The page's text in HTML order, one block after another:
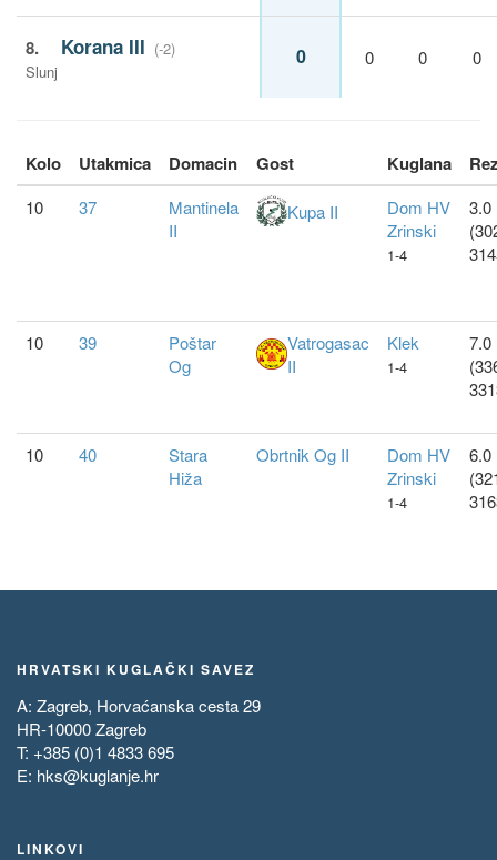
8. Korana III (-2)
Slunj
0 0 0 0
Kolo Utakmica Domacin Gost Kuglana
10 37
Mantinela
II
Kupa II
Dom HV
Zrinski
1-4
3.0
10 39
Poštar
Og
Vatrogasac
II
Klek
1-4
7.0
10 40
Stara
Hiža
Obrtnik Og II
Dom HV
Zrinski
1-4
6.0
HRVATSKI KUGLAČKI SAVEZ
A: Zagreb, Horvaćanska cesta 29
HR-10000 Zagreb
T: +385 (0)1 4833 695
E: hks@kuglanje.hr
LINKOVI